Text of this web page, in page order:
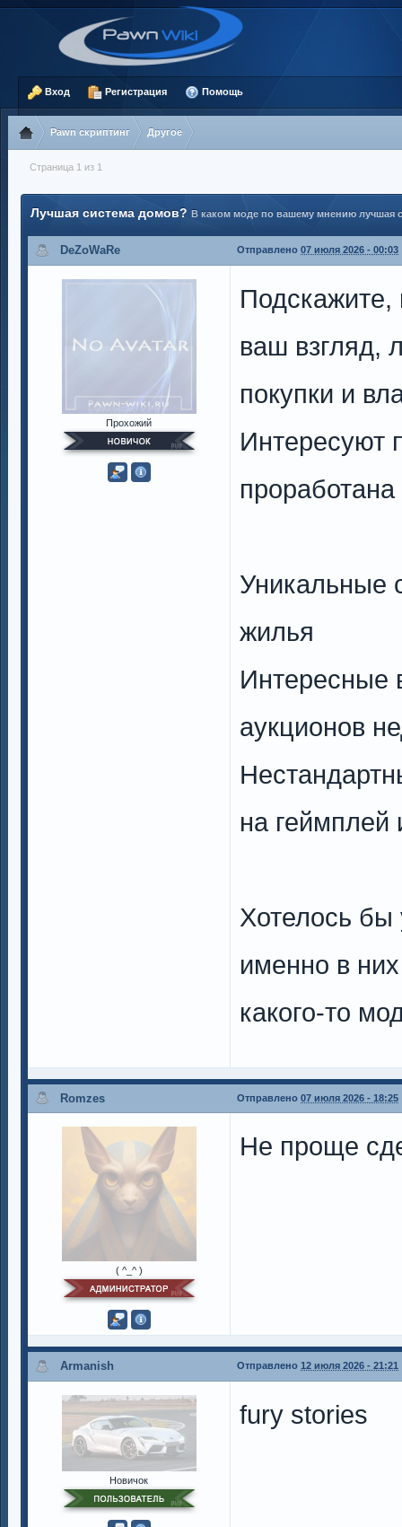
Вход Регистрация Помощь
Pawn скриптинг Другое
Страница 1 из 1
Лучшая система домов? В каком моде по вашему мнению лучшая
DeZoWaRe Отправлено 07 июля 2026 - 00:03
Прохожий
Подскажите,
ваш взгляд,
покупки и
Интересуют
Уникальные
жилья
Интересные
аукционов
на геймплей
Хотелось бы
именно в
какого-то
Romzes Отправлено 07 июля 2026 - 18:25
( ^_^ )
Не проще
Armanish Отправлено 12 июля 2026 - 21:21
Новичок
fury stories